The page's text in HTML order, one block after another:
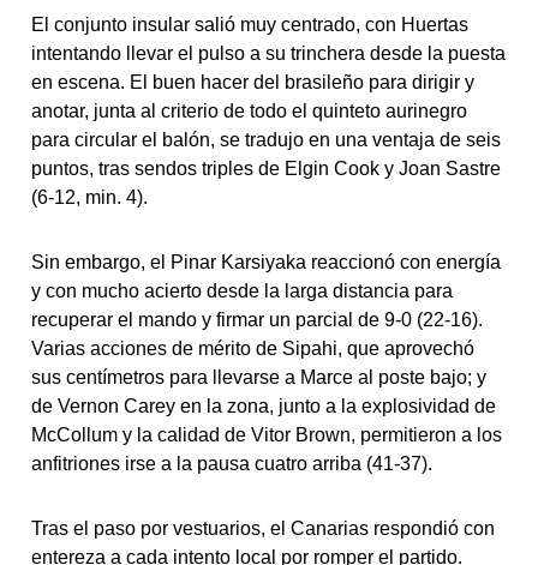
El conjunto insular salió muy centrado, con Huertas
intentando llevar el pulso a su trinchera desde la puesta
en escena. El buen hacer del brasileño para dirigir y
anotar, junta al criterio de todo el quinteto aurinegro
para circular el balón, se tradujo en una ventaja de seis
puntos, tras sendos triples de Elgin Cook y Joan Sastre
(6-12, min. 4).
Sin embargo, el Pinar Karsiyaka reaccionó con energía
y con mucho acierto desde la larga distancia para
recuperar el mando y firmar un parcial de 9-0 (22-16).
Varias acciones de mérito de Sipahi, que aprovechó
sus centímetros para llevarse a Marce al poste bajo; y
de Vernon Carey en la zona, junto a la explosividad de
McCollum y la calidad de Vitor Brown, permitieron a los
anfitriones irse a la pausa cuatro arriba (41-37).
Tras el paso por vestuarios, el Canarias respondió con
entereza a cada intento local por romper el partido.